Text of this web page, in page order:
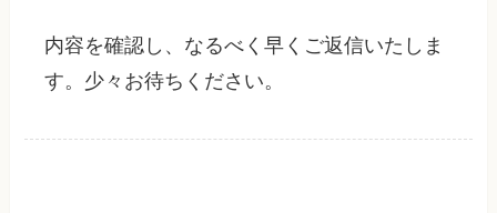
内容を確認し、なるべく早くご返信いたしま
す。少々お待ちください。